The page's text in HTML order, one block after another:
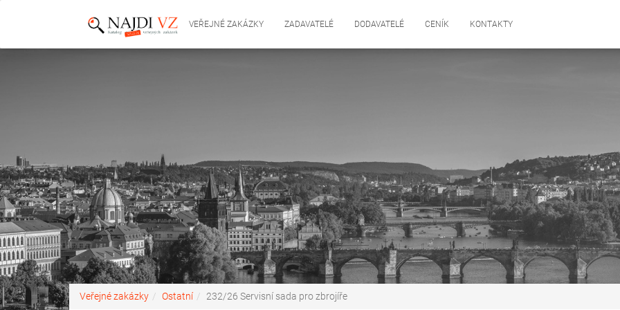
VEŘEJNÉ ZAKÁZKY ZADAVATELÉ DODAVATELÉ CENÍK KONTAKTY
Veřejné zakázky Ostatní 232/26 Servisní sada pro zbrojíře